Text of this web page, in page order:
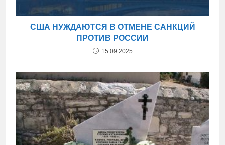
США НУЖДАЮТСЯ В ОТМЕНЕ САНКЦИЙ
ПРОТИВ РОССИИ
15.09.2025